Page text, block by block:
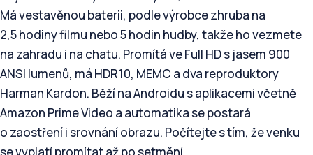
Má vestavěnou baterii, podle výrobce zhruba na
2,5 hodiny filmu nebo 5 hodin hudby, takže ho vezmete
na zahradu i na chatu. Promítá ve Full HD s jasem 900
ANSI lumenů, má HDR10, MEMC a dva reproduktory
Harman Kardon. Běží na Androidu s aplikacemi včetně
Amazon Prime Video a automatika se postará
o zaostření i srovnání obrazu. Počítejte s tím, že venku